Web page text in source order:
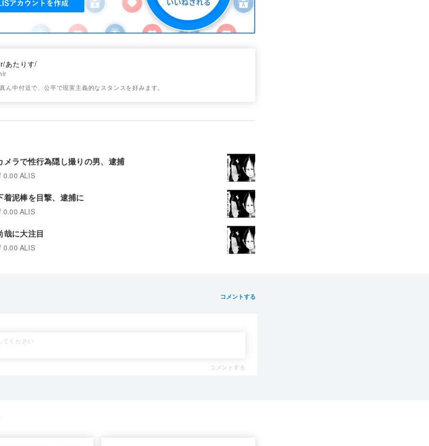
あたりす/
ん中付近で、公平で現実主義的なスタンスを好みます。
メラで性行為隠し撮りの男、逮捕
0.00 ALIS
着泥棒を目撃、逮捕に
0.00 ALIS
哉に大注目
0.00 ALIS
コメントする
コメントする